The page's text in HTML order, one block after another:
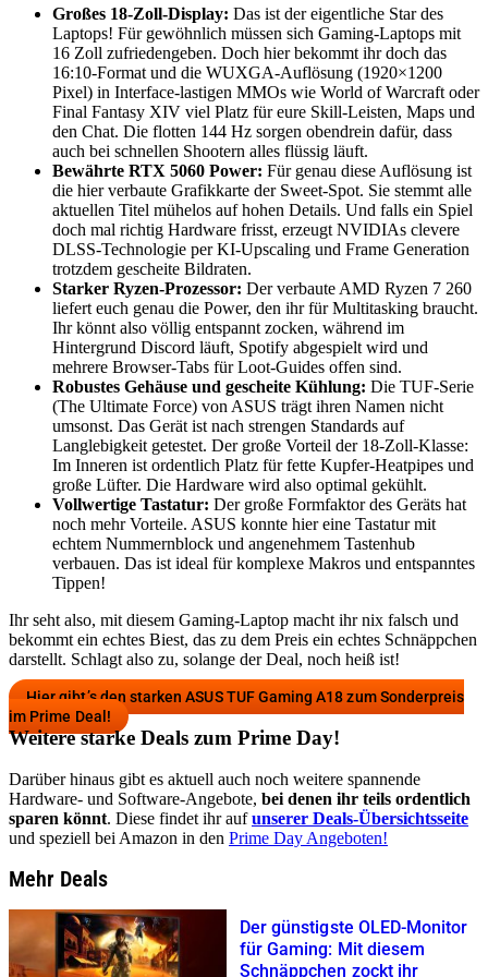
Großes 18-Zoll-Display: Das ist der eigentliche Star des
Laptops! Für gewöhnlich müssen sich Gaming-Laptops mit
16 Zoll zufriedengeben. Doch hier bekommt ihr doch das
16:10-Format und die WUXGA-Auflösung (1920×1200
Pixel) in Interface-lastigen MMOs wie World of Warcraft oder
Final Fantasy XIV viel Platz für eure Skill-Leisten, Maps und
den Chat. Die flotten 144 Hz sorgen obendrein dafür, dass
auch bei schnellen Shootern alles flüssig läuft.
Bewährte RTX 5060 Power: Für genau diese Auflösung ist
die hier verbaute Grafikkarte der Sweet-Spot. Sie stemmt alle
aktuellen Titel mühelos auf hohen Details. Und falls ein Spiel
doch mal richtig Hardware frisst, erzeugt NVIDIAs clevere
DLSS-Technologie per KI-Upscaling und Frame Generation
trotzdem gescheite Bildraten.
Starker Ryzen-Prozessor: Der verbaute AMD Ryzen 7 260
liefert euch genau die Power, den ihr für Multitasking braucht.
Ihr könnt also völlig entspannt zocken, während im
Hintergrund Discord läuft, Spotify abgespielt wird und
mehrere Browser-Tabs für Loot-Guides offen sind.
Robustes Gehäuse und gescheite Kühlung: Die TUF-Serie
(The Ultimate Force) von ASUS trägt ihren Namen nicht
umsonst. Das Gerät ist nach strengen Standards auf
Langlebigkeit getestet. Der große Vorteil der 18-Zoll-Klasse:
Im Inneren ist ordentlich Platz für fette Kupfer-Heatpipes und
große Lüfter. Die Hardware wird also optimal gekühlt.
Vollwertige Tastatur: Der große Formfaktor des Geräts hat
noch mehr Vorteile. ASUS konnte hier eine Tastatur mit
echtem Nummernblock und angenehmem Tastenhub
verbauen. Das ist ideal für komplexe Makros und entspanntes
Tippen!
Ihr seht also, mit diesem Gaming-Laptop macht ihr nix falsch und
bekommt ein echtes Biest, das zu dem Preis ein echtes Schnäppchen
darstellt. Schlagt also zu, solange der Deal, noch heiß ist!
Hier gibt’s den starken ASUS TUF Gaming A18 zum Sonderpreis
im Prime Deal!
Weitere starke Deals zum Prime Day!
Darüber hinaus gibt es aktuell auch noch weitere spannende
Hardware- und Software-Angebote, bei denen ihr teils ordentlich
sparen könnt. Diese findet ihr aufunserer Deals-Übersichtsseite
und speziell bei Amazon in den Prime Day Angeboten!
Mehr Deals
Der günstigste OLED-Monitor
für Gaming: Mit diesem
Schnäppchen zockt ihr